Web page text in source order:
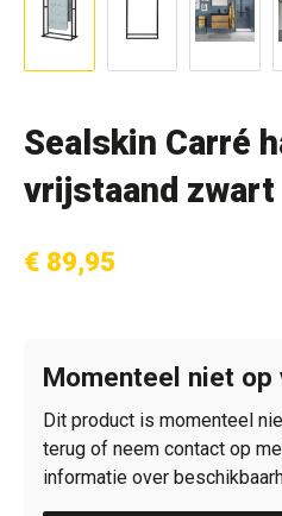
Sealskin Carré
vrijstaand zwart
€ 89,95
Momenteel niet op
Dit product is momenteel
terug of neem contact op
informatie over